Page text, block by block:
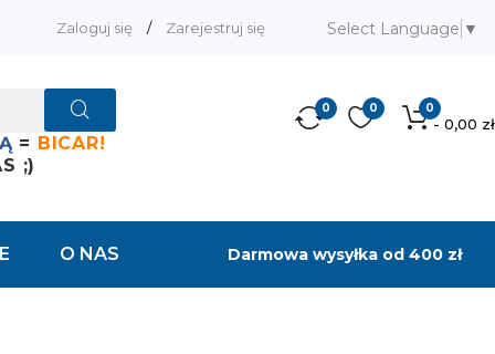
Zaloguj się / Zarejestruj się Select Language ▼
= BICAR!
;)
0
- 0,00 zł
0
0
O NAS Darmowa wysyłka od 400 zł